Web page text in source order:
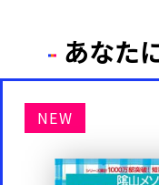
あなた
NEW